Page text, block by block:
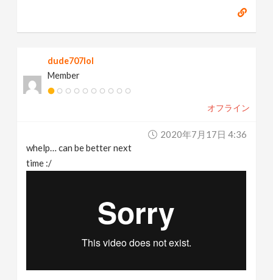
dude707lol
Member
オフライン
2020年7月17日 4:36
whelp… can be better next
time :/